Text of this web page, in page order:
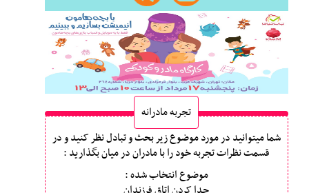
تجربه مادرانه
شما میتوانید در مورد موضوع زیر بحث و تبادل نظر کنید و در
قسمت نظرات تجربه خود را با مادران در میان بگذارید :
موضوع انتخاب شده :